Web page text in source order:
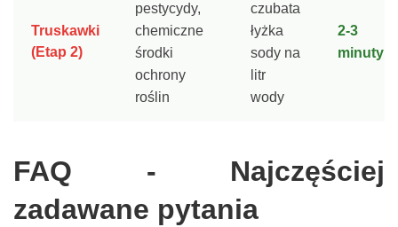
Truskawki
(Etap 2)
pestycydy,
chemiczne
środki
ochrony
roślin
czubata
łyżka
sody na
litr
wody
2-3
minuty
FAQ - Najczęściej
zadawane pytania